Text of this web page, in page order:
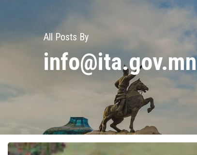
All Posts By
info@ita.gov.mn